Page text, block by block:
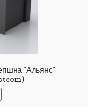
"Альянс"